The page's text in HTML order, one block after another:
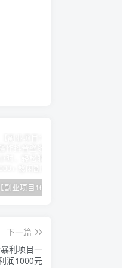
下一篇
利项目一
润1000元